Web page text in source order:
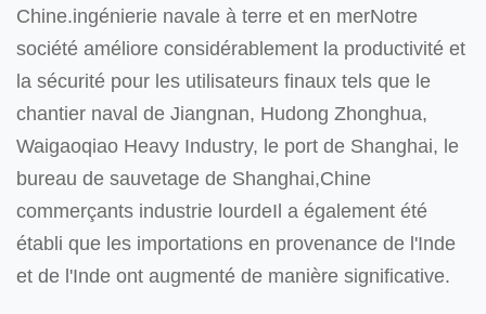
Chine.ingénierie navale à terre et en merNotre
société améliore considérablement la productivité et
la sécurité pour les utilisateurs finaux tels que le
chantier naval de Jiangnan, Hudong Zhonghua,
Waigaoqiao Heavy Industry, le port de Shanghai, le
bureau de sauvetage de Shanghai,Chine
commerçants industrie lourdeIl a également été
établi que les importations en provenance de l'Inde
et de l'Inde ont augmenté de manière significative.